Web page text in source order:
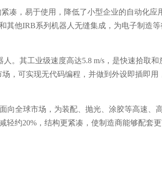
凑，易于使用，降低了小型企业的自动化应
其他IRB系列机器人无缝集成，为电子制造等
。其工业级速度高达5.8 m/s，是快速拾取和
，可实现无代码编程，并做到外设即插即用
向全球市场，为装配、抛光、涂胶等高速、
轻约20%，结构更紧凑，使制造商能够配套